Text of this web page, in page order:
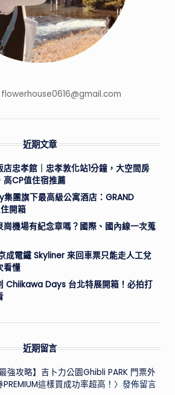
flowerhouse0616@gmail.com
近期文章
店忠孝館｜忠孝敦化站1分鐘，大空間房
高CP值住宿推薦
集團旗下最高級公寓酒店：GRAND
開箱
崗機場有紀念章嗎？國際、國內線一次蒐
成電鐵 Skyliner 來回車票只能走人工兌
看懂
Chiikawa Days 台北特展開箱！必拍打
近期留言
強攻略】吉卜力公園Ghibli PARK 門票外
這樣買成功率超高！ 〉發佈留言